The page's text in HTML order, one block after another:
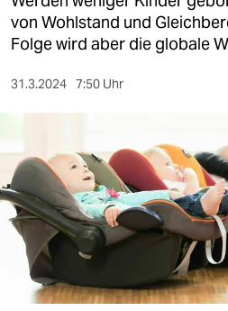
berlin
verlag
verlag
veranstaltungen
shop
fragen & hilfe
von Wohlstand und
Folge wird aber die globale
31.3.2024 7:50 Uhr